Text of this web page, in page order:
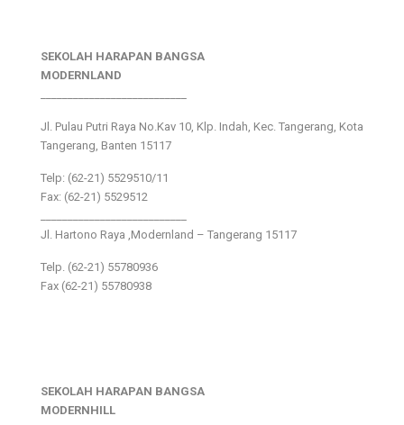
SEKOLAH HARAPAN BANGSA
MODERNLAND
Jl. Pulau Putri Raya No.Kav 10, Klp. Indah, Kec. Tangerang, Kota
Tangerang, Banten 15117
Telp: (62-21) 5529510/11
Fax: (62-21) 5529512
Jl. Hartono Raya ,Modernland – Tangerang 15117
Telp. (62-21) 55780936
Fax (62-21) 55780938
SEKOLAH HARAPAN BANGSA
MODERNHILL